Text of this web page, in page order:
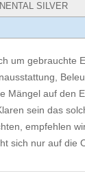
SILVER
um gebrauchte
Mängel auf den
sein das
empfehlen
sich nur auf die